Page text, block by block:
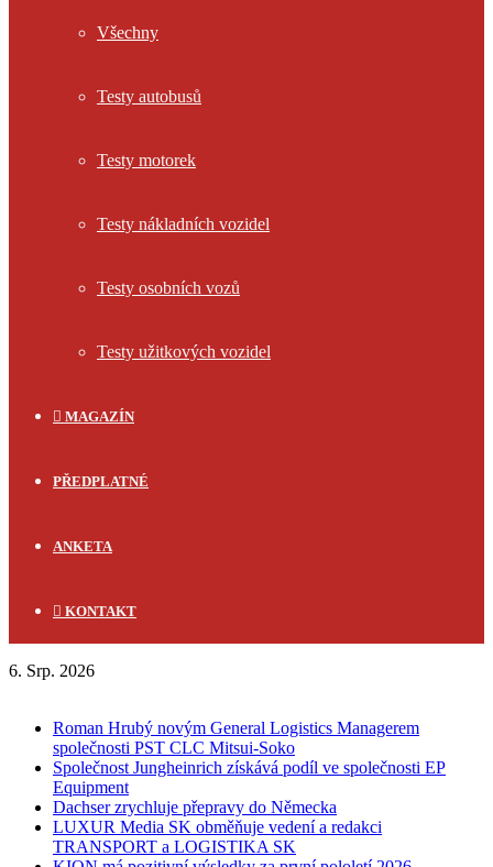
Všechny
Testy autobusů
Testy motorek
Testy nákladních vozidel
Testy osobních vozů
Testy užitkových vozidel
MAGAZÍN
PŘEDPLATNÉ
ANKETA
KONTAKT
6. Srp. 2026
Roman Hrubý novým General Logistics Managerem
společnosti PST CLC Mitsui-Soko
Společnost Jungheinrich získává podíl ve společnosti EP
Equipment
Dachser zrychluje přepravy do Německa
LUXUR Media SK obměňuje vedení a redakci
TRANSPORT a LOGISTIKA SK